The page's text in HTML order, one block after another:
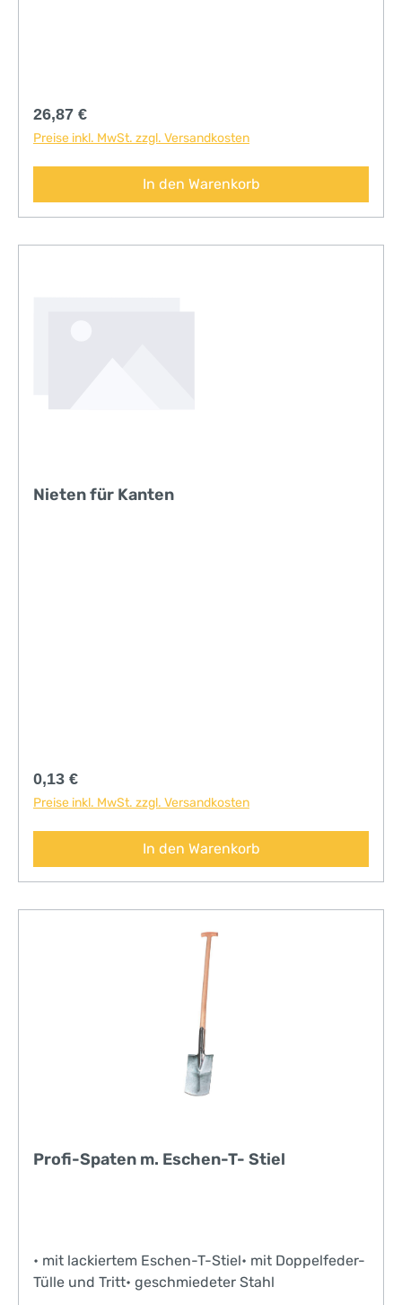
Regulärer Preis:
26,87 €
Preise inkl. MwSt. zzgl. Versandkosten
In den Warenkorb
Nieten für Kanten
Regulärer Preis:
0,13 €
Preise inkl. MwSt. zzgl. Versandkosten
In den Warenkorb
Profi-Spaten m. Eschen-T- Stiel
• mit lackiertem Eschen-T-Stiel• mit Doppelfeder-
Tülle und Tritt• geschmiedeter Stahl